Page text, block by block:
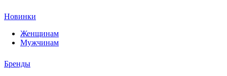
Новинки
Женщинам
Мужчинам
Бренды